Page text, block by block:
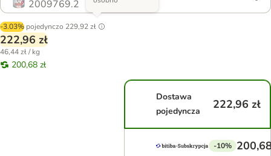
2009769.2
-3.03% pojedynczo 229,92 zł
222,96 zł
46,44 zł / kg
200,68 zł
Dostawa
pojedyncza
222,96 zł
-10%